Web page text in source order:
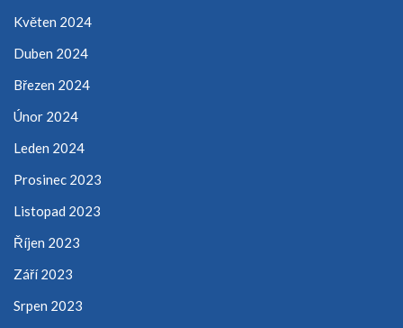
Květen 2024
Duben 2024
Březen 2024
Únor 2024
Leden 2024
Prosinec 2023
Listopad 2023
Říjen 2023
Září 2023
Srpen 2023